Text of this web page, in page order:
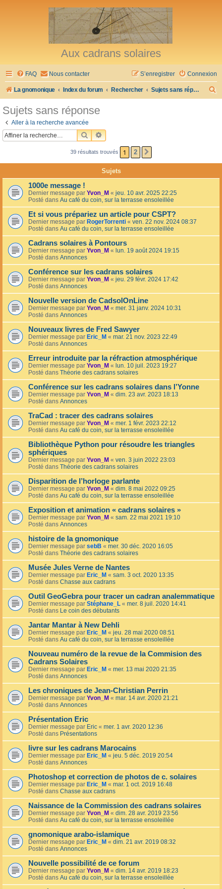
Aux cadrans solaires
FAQ Nous contacter Connexion
S’enregistrer
La gnomonique Index du forum Rechercher Sujets sans réponse
h
r
Sujets sans réponse
Aller à la recherche avancée
RECHERCHER
RECHERCHE AVANCÉE
39 résultats trouvés 1 2
Sujets
1000e message !
Dernier message par Yvon_M « jeu. 10 avr. 2025 22:25
Posté dans Au café du coin, sur la terrasse ensoleillée
Et si vous prépariez un article pour CSPT?
Dernier message par RogerTorrenti « ven. 22 nov. 2024 08:37
Posté dans Au café du coin, sur la terrasse ensoleillée
Cadrans solaires à Pontours
Dernier message par Yvon_M « lun. 19 août 2024 19:15
Posté dans Annonces
Conférence sur les cadrans solaires
Dernier message par Yvon_M « jeu. 29 févr. 2024 17:42
Posté dans Annonces
Nouvelle version de CadsolOnLine
Dernier message par Yvon_M « mer. 31 janv. 2024 10:31
Posté dans Annonces
Nouveaux livres de Fred Sawyer
Dernier message par Eric_M « mar. 21 nov. 2023 22:49
Posté dans Annonces
Erreur introduite par la réfraction atmosphérique
Dernier message par Yvon_M « lun. 10 juil. 2023 19:27
Posté dans Théorie des cadrans solaires
Conférence sur les cadrans solaires dans l’Yonne
Dernier message par Yvon_M « dim. 23 avr. 2023 18:13
Posté dans Annonces
TraCad : tracer des cadrans solaires
Dernier message par Yvon_M « mer. 1 févr. 2023 22:12
Posté dans Au café du coin, sur la terrasse ensoleillée
Bibliothèque Python pour résoudre les triangles
sphériques
Dernier message par Yvon_M « ven. 3 juin 2022 23:03
Posté dans Théorie des cadrans solaires
Disparition de l’horloge parlante
Dernier message par Yvon_M « dim. 8 mai 2022 09:25
Posté dans Au café du coin, sur la terrasse ensoleillée
Exposition et animation « cadrans solaires »
Dernier message par Yvon_M « sam. 22 mai 2021 19:10
Posté dans Annonces
histoire de la gnomonique
Dernier message par sebB « mer. 30 déc. 2020 16:05
Posté dans Théorie des cadrans solaires
Musée Jules Verne de Nantes
Dernier message par Eric_M « sam. 3 oct. 2020 13:35
Posté dans Chasse aux cadrans
Outil GeoGebra pour tracer un cadran analemmatique
Dernier message par Stéphane_L « mer. 8 juil. 2020 14:41
Posté dans Le coin des débutants
Jantar Mantar à New Dehli
Dernier message par Eric_M « jeu. 28 mai 2020 08:51
Posté dans Au café du coin, sur la terrasse ensoleillée
Nouveau numéro de la revue de la Commision des
Cadrans Solaires
Dernier message par Eric_M « mer. 13 mai 2020 21:35
Posté dans Annonces
Les chroniques de Jean-Christian Perrin
Dernier message par Yvon_M « mar. 14 avr. 2020 21:21
Posté dans Annonces
Présentation Eric
Dernier message par Eric « mer. 1 avr. 2020 12:36
Posté dans Présentations
livre sur les cadrans Marocains
Dernier message par Eric_M « jeu. 5 déc. 2019 20:54
Posté dans Annonces
Photoshop et correction de photos de c. solaires
Dernier message par Eric_M « mar. 1 oct. 2019 16:48
Posté dans Chasse aux cadrans
Naissance de la Commission des cadrans solaires
Dernier message par Yvon_M « dim. 28 avr. 2019 23:56
Posté dans Au café du coin, sur la terrasse ensoleillée
gnomonique arabo-islamique
Dernier message par Eric_M « dim. 21 avr. 2019 08:32
Posté dans Annonces
Nouvelle possibilité de ce forum
Dernier message par Yvon_M « dim. 14 avr. 2019 18:23
Posté dans Au café du coin, sur la terrasse ensoleillée